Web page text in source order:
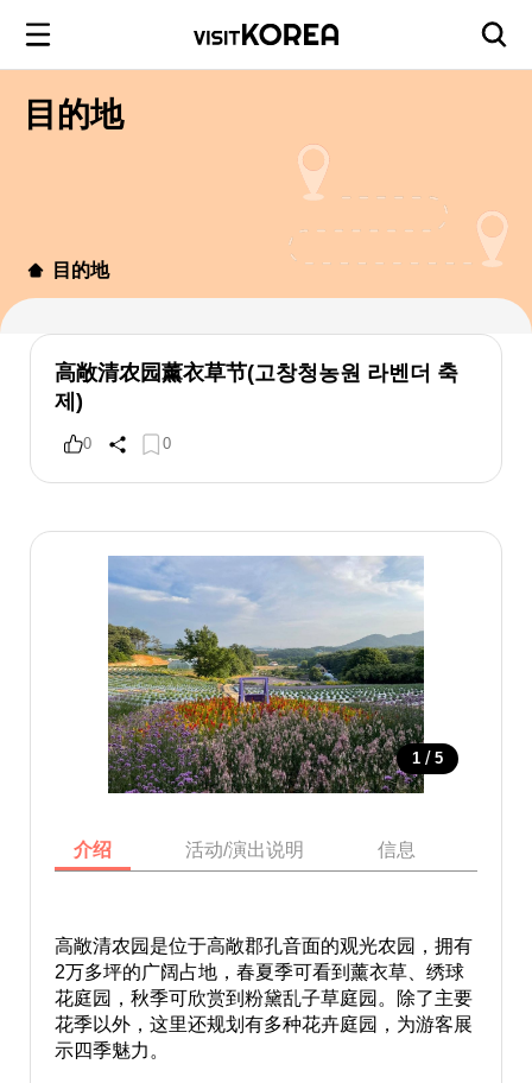
目的地
目的地
高敞清农园薰衣草节(고창청농원 라벤더 축
제)
0 0
1 / 5
介绍 活动/演出说明 信息
高敞清农园是位于高敞郡孔音面的观光农园，拥有
2万多坪的广阔占地，春夏季可看到薰衣草、绣球
花庭园，秋季可欣赏到粉黛乱子草庭园。除了主要
花季以外，这里还规划有多种花卉庭园，为游客展
示四季魅力。